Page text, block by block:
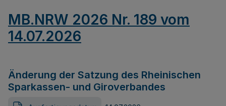
MB.NRW 2026 Nr. 189 vom
14.07.2026
Änderung der Satzung des Rheinischen
Sparkassen- und Giroverbandes